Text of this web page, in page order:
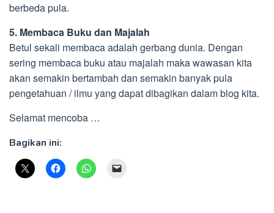
berbeda pula.
5. Membaca Buku dan Majalah
Betul sekali membaca adalah gerbang dunia. Dengan
sering membaca buku atau majalah maka wawasan kita
akan semakin bertambah dan semakin banyak pula
pengetahuan / ilmu yang dapat dibagikan dalam blog kita.
Selamat mencoba …
Bagikan ini: